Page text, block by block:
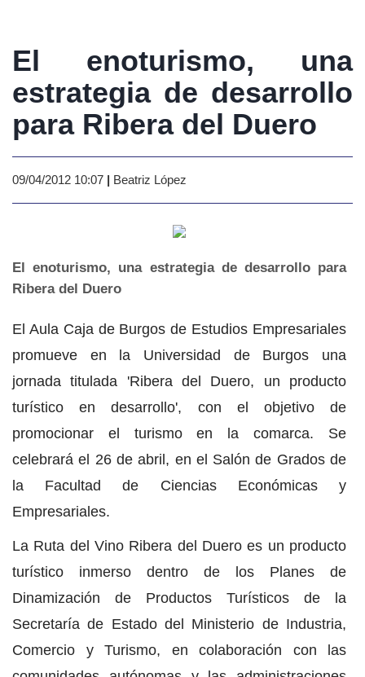
El enoturismo, una
estrategia de desarrollo
para Ribera del Duero
09/04/2012 10:07 | Beatriz López
El enoturismo, una estrategia de desarrollo para
Ribera del Duero
El Aula Caja de Burgos de Estudios Empresariales
promueve en la Universidad de Burgos una
jornada titulada 'Ribera del Duero, un producto
turístico en desarrollo', con el objetivo de
promocionar el turismo en la comarca. Se
celebrará el 26 de abril, en el Salón de Grados de
la Facultad de Ciencias Económicas y
Empresariales.
La Ruta del Vino Ribera del Duero es un producto
turístico inmerso dentro de los Planes de
Dinamización de Productos Turísticos de la
Secretaría de Estado del Ministerio de Industria,
Comercio y Turismo, en colaboración con las